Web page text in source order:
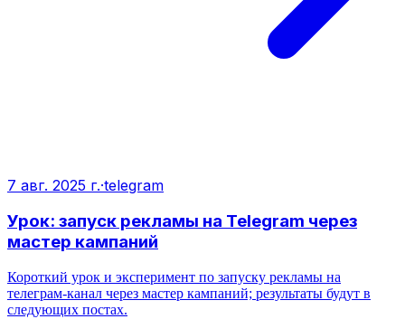
7 авг. 2025 г.·telegram
Урок: запуск рекламы на Telegram через
мастер кампаний
Короткий урок и эксперимент по запуску рекламы на
телеграм‑канал через мастер кампаний; результаты будут в
следующих постах.